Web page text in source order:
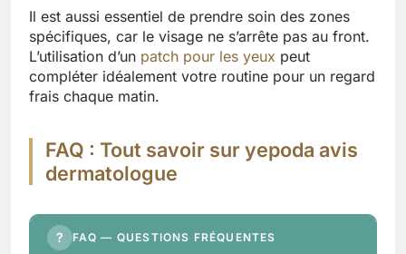
Il est aussi essentiel de prendre soin des zones
spécifiques, car le visage ne s’arrête pas au front.
L’utilisation d’un patch pour les yeux peut
compléter idéalement votre routine pour un regard
frais chaque matin.
FAQ : Tout savoir sur yepoda avis
dermatologue
? FAQ — QUESTIONS FRÉQUENTES